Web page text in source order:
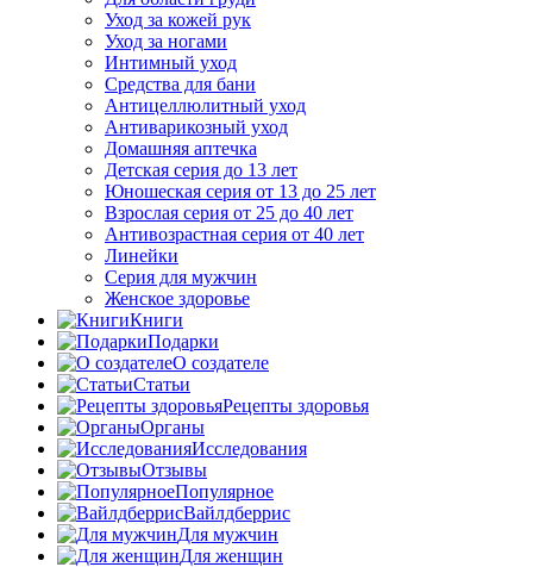
Уход за кожей рук
Уход за ногами
Интимный уход
Средства для бани
Антицеллюлитный уход
Антиварикозный уход
Домашняя аптечка
Детская серия до 13 лет
Юношеская серия от 13 до 25 лет
Взрослая серия от 25 до 40 лет
Антивозрастная серия от 40 лет
Линейки
Серия для мужчин
Женское здоровье
Книги
Подарки
О создателе
Статьи
Рецепты здоровья
Органы
Исследования
Отзывы
Популярное
Вайлдберрис
Для мужчин
Для женщин